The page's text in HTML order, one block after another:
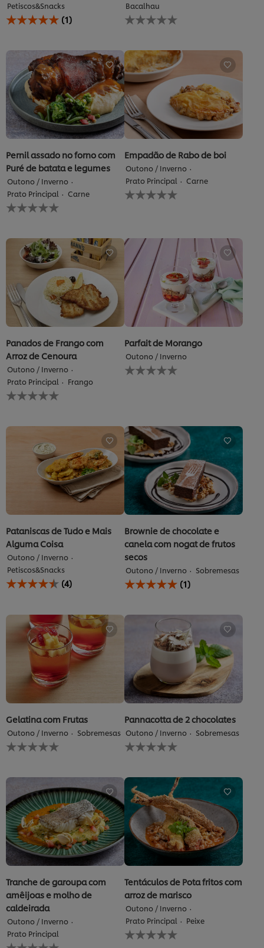
Petiscos&Snacks
A
classificação
Frito
com
Hellmann
´s
Maionese
é
5.0
de
5
de
1
classificações.
(1)
Bacalhau
Nenhuma
avaliação
este
recipe
Pernil assado no forno com
Puré de batata e legumes
Outono / Inverno
Prato Principal
Carne
Nenhuma
avaliação
este
recipe
Empadão de Rabo de boi
Outono / Inverno
Prato Principal
Carne
Nenhuma
avaliação
recipe
Panados de Frango com
Arroz de Cenoura
Outono / Inverno
Prato Principal
Frango
Nenhuma
avaliação
Parfait de Morango
Outono / Inverno
Nenhuma
avaliação
Pataniscas de Tudo e Mais
Alguma Coisa
Outono / Inverno
Petiscos&Snacks
A
classificação
Pataniscas
Alguma
4.5
de
de
4
(4)
Brownie de chocolate e
canela com nogat de frutos
secos
Outono / Inverno Sobremesas
A
classificação
Brownie
chocolate
canela
com
nogat
de
frutos
secos
é
5.0
de
1
classificações.
(1)
Gelatina com Frutas
Outono / Inverno Sobremesas
Nenhuma
avaliação
recipe
Pannacotta de 2 chocolates
Outono / Inverno Sobremesas
Nenhuma
avaliação
este
recipe
Tranche de garoupa com
amêijoas e molho de
caldeirada
Outono / Inverno
Prato Principal
Nenhuma
Tentáculos de Pota fritos com
arroz de marisco
Outono / Inverno
Prato Principal
Peixe
Nenhuma
avaliação